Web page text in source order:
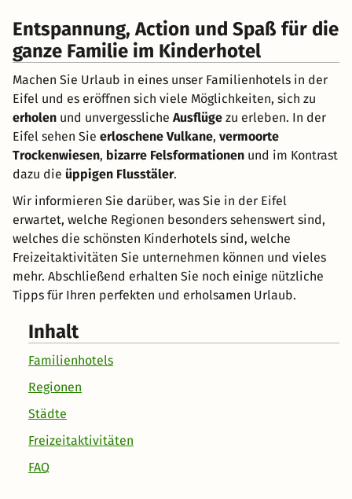
Entspannung, Action und Spaß für die
ganze Familie im Kinderhotel
Machen Sie Urlaub in eines unser Familienhotels in der
Eifel und es eröffnen sich viele Möglichkeiten, sich zu
erholen und unvergessliche Ausflüge zu erleben. In der
Eifel sehen Sie erloschene Vulkane, vermoorte
Trockenwiesen, bizarre Felsformationen und im Kontrast
dazu die üppigen Flusstäler.
Wir informieren Sie darüber, was Sie in der Eifel
erwartet, welche Regionen besonders sehenswert sind,
welches die schönsten Kinderhotels sind, welche
Freizeitaktivitäten Sie unternehmen können und vieles
mehr. Abschließend erhalten Sie noch einige nützliche
Tipps für Ihren perfekten und erholsamen Urlaub.
Inhalt
Familienhotels
Regionen
Städte
Freizeitaktivitäten
FAQ